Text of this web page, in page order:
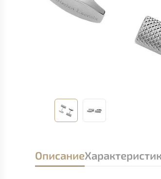
Описание